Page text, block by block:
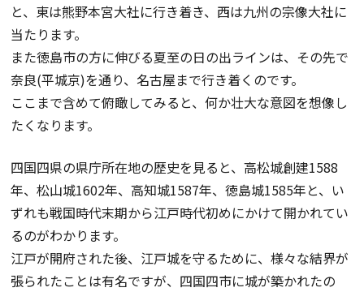
と、東は熊野本宮大社に行き着き、西は九州の宗像大社に
当たります。
また徳島市の方に伸びる夏至の日の出ラインは、その先で
奈良(平城京)を通り、名古屋まで行き着くのです。
ここまで含めて俯瞰してみると、何か壮大な意図を想像し
たくなります。
四国四県の県庁所在地の歴史を見ると、高松城創建1588
年、松山城1602年、高知城1587年、徳島城1585年と、い
ずれも戦国時代末期から江戸時代初めにかけて開かれてい
るのがわかります。
江戸が開府された後、江戸城を守るために、様々な結界が
張られたことは有名ですが、四国四市に城が築かれたの